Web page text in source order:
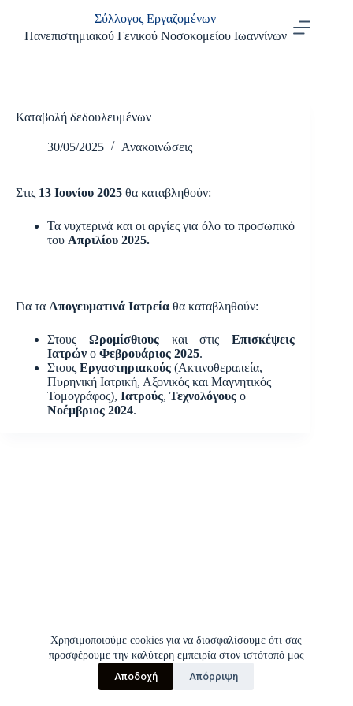
περιεχόμενο
Χρησιμοποιούμε cookies για να διασφαλίσουμε ότι σας
προσφέρουμε την καλύτερη εμπειρία στον ιστότοπό μας
Αποδοχή
Απόρριψη
Σύλλογος Εργαζομένων
Πανεπιστημιακού Γενικού Νοσοκομείου Ιωαννίνων
Καταβολή δεδουλευμένων
30/05/2025 Ανακοινώσεις
Στις 13 Ιουνίου 2025 θα καταβληθούν:
Τα νυχτερινά και οι αργίες για όλο το προσωπικό
του Απριλίου 2025.
Για τα Απογευματινά Ιατρεία θα καταβληθούν:
Στους Ωρομίσθιουςκαι στιςΕπισκέψεις
Ιατρών ο Φεβρουάριος 2025.
Στους Εργαστηριακούς (Ακτινοθεραπεία,
Πυρηνική Ιατρική, Αξονικός και Μαγνητικός
Τομογράφος), Ιατρούς, Τεχνολόγους ο
Νοέμβριος 2024.